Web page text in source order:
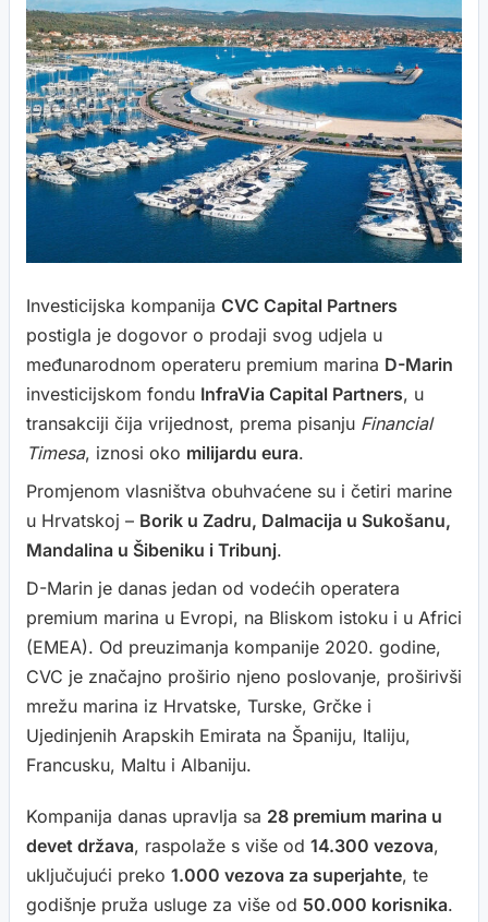
Investicijska kompanija CVC Capital Partners
postigla je dogovor o prodaji svog udjela u
međunarodnom operateru premium marina D-Marin
investicijskom fondu InfraVia Capital Partners, u
transakciji čija vrijednost, prema pisanju Financial
Timesa, iznosi oko milijardu eura.
Promjenom vlasništva obuhvaćene su i četiri marine
u Hrvatskoj – Borik u Zadru, Dalmacija u Sukošanu,
Mandalina u Šibeniku i Tribunj.
D-Marin je danas jedan od vodećih operatera
premium marina u Evropi, na Bliskom istoku i u Africi
(EMEA). Od preuzimanja kompanije 2020. godine,
CVC je značajno proširio njeno poslovanje, proširivši
mrežu marina iz Hrvatske, Turske, Grčke i
Ujedinjenih Arapskih Emirata na Španiju, Italiju,
Francusku, Maltu i Albaniju.
Kompanija danas upravlja sa 28 premium marina u
devet država, raspolaže s više od 14.300 vezova,
uključujući preko 1.000 vezova za superjahte, te
godišnje pruža usluge za više od 50.000 korisnika.